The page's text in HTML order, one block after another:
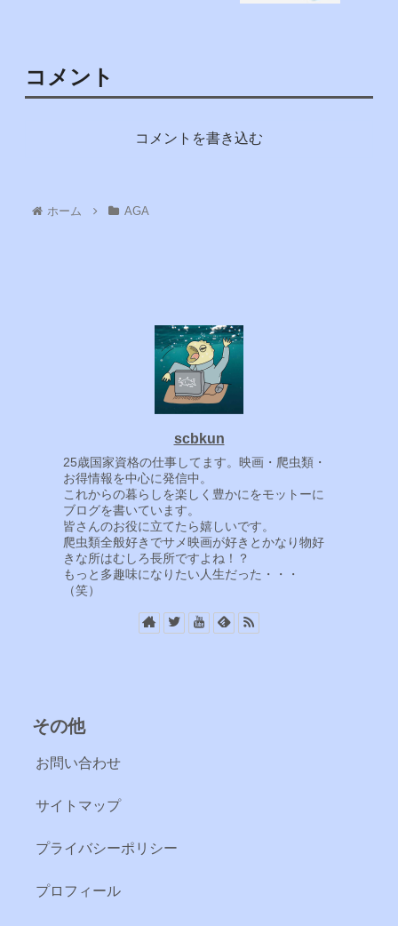
コメント
コメントを書き込む
ホーム AGA
scbkun
25歳国家資格の仕事してます。映画・爬虫類・
お得情報を中心に発信中。
これからの暮らしを楽しく豊かにをモットーに
ブログを書いています。
皆さんのお役に立てたら嬉しいです。
爬虫類全般好きでサメ映画が好きとかなり物好
きな所はむしろ長所ですよね！？
もっと多趣味になりたい人生だった・・・
（笑）
その他
お問い合わせ
サイトマップ
プライバシーポリシー
プロフィール